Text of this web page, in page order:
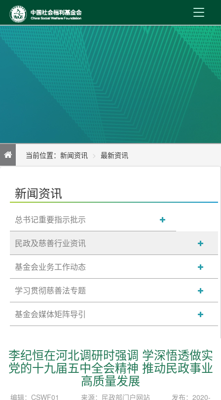
首 页
新闻资讯
机构介绍
当前位置： 新闻资讯 最新资讯
推动民政事业高质量发展
新闻资讯
总书记重要指示批示
民政及慈善行业资讯
基金会业务工作动态
学习贯彻慈善法专题
基金会媒体矩阵导引
李纪恒在河北调研时强调 学深悟透做实
党的十九届五中全会精神 推动民政事业
高质量发展
编辑：CSWF01 来源：民政部门户网站
发布：2020-